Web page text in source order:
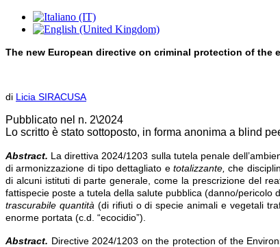
The new European directive on criminal protection of
di Licia SIRACUSA
Pubblicato nel n. 2\2024
Lo scritto è stato sottoposto, in forma anonima a blind
Abstract. La direttiva 2024/1203 sulla tutela penale
di armonizzazione di tipo dettagliato e totalizzante,che
di alcuni istituti di parte generale, come la prescrizione del
fattispecie poste a tutela della salute pubblica (danno/pericolo
trascurabile quantità (di rifiuti o di specie animali e vegetali
enorme portata (c.d. “ecocidio”).
Abstract. Directive 2024/1203 on the protection of the